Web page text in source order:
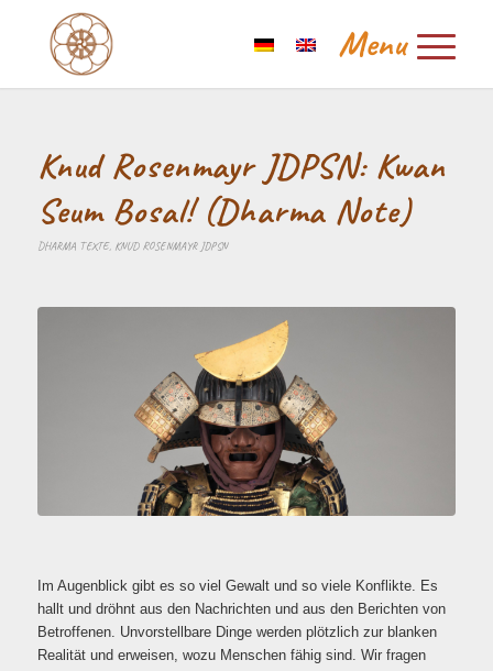
Knud Rosenmayr JDPSN: Kwan
Seum Bosal! (Dharma Note)
DHARMA TEXTE, KNUD ROSENMAYR JDPSN
Im Augenblick gibt es so viel Gewalt und so viele Konflikte. Es
hallt und dröhnt aus den Nachrichten und aus den Berichten von
Betroffenen. Unvorstellbare Dinge werden plötzlich zur blanken
Realität und erweisen, wozu Menschen fähig sind. Wir fragen